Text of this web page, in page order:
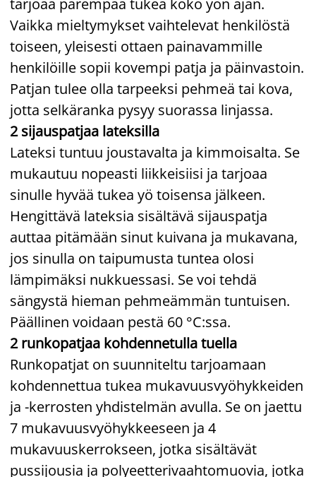
Vaikka mieltymykset vaihtelevat henkilöstä
toiseen, yleisesti ottaen painavammille
henkilöille sopii kovempi patja ja päinvastoin.
Patjan tulee olla tarpeeksi pehmeä tai kova,
jotta selkäranka pysyy suorassa linjassa.
2 sijauspatjaa lateksilla
Lateksi tuntuu joustavalta ja kimmoisalta. Se
mukautuu nopeasti liikkeisiisi ja tarjoaa
sinulle hyvää tukea yö toisensa jälkeen.
Hengittävä lateksia sisältävä sijauspatja
auttaa pitämään sinut kuivana ja mukavana,
jos sinulla on taipumusta tuntea olosi
lämpimäksi nukkuessasi. Se voi tehdä
sängystä hieman pehmeämmän tuntuisen.
Päällinen voidaan pestä 60 °C:ssa.
2 runkopatjaa kohdennetulla tuella
Runkopatjat on suunniteltu tarjoamaan
kohdennettua tukea mukavuusvyöhykkeiden
ja -kerrosten yhdistelmän avulla. Se on jaettu
7 mukavuusvyöhykkeeseen ja 4
mukavuuskerrokseen, jotka sisältävät
pussijousia ja polyeetterivaahtomuovia, jotka